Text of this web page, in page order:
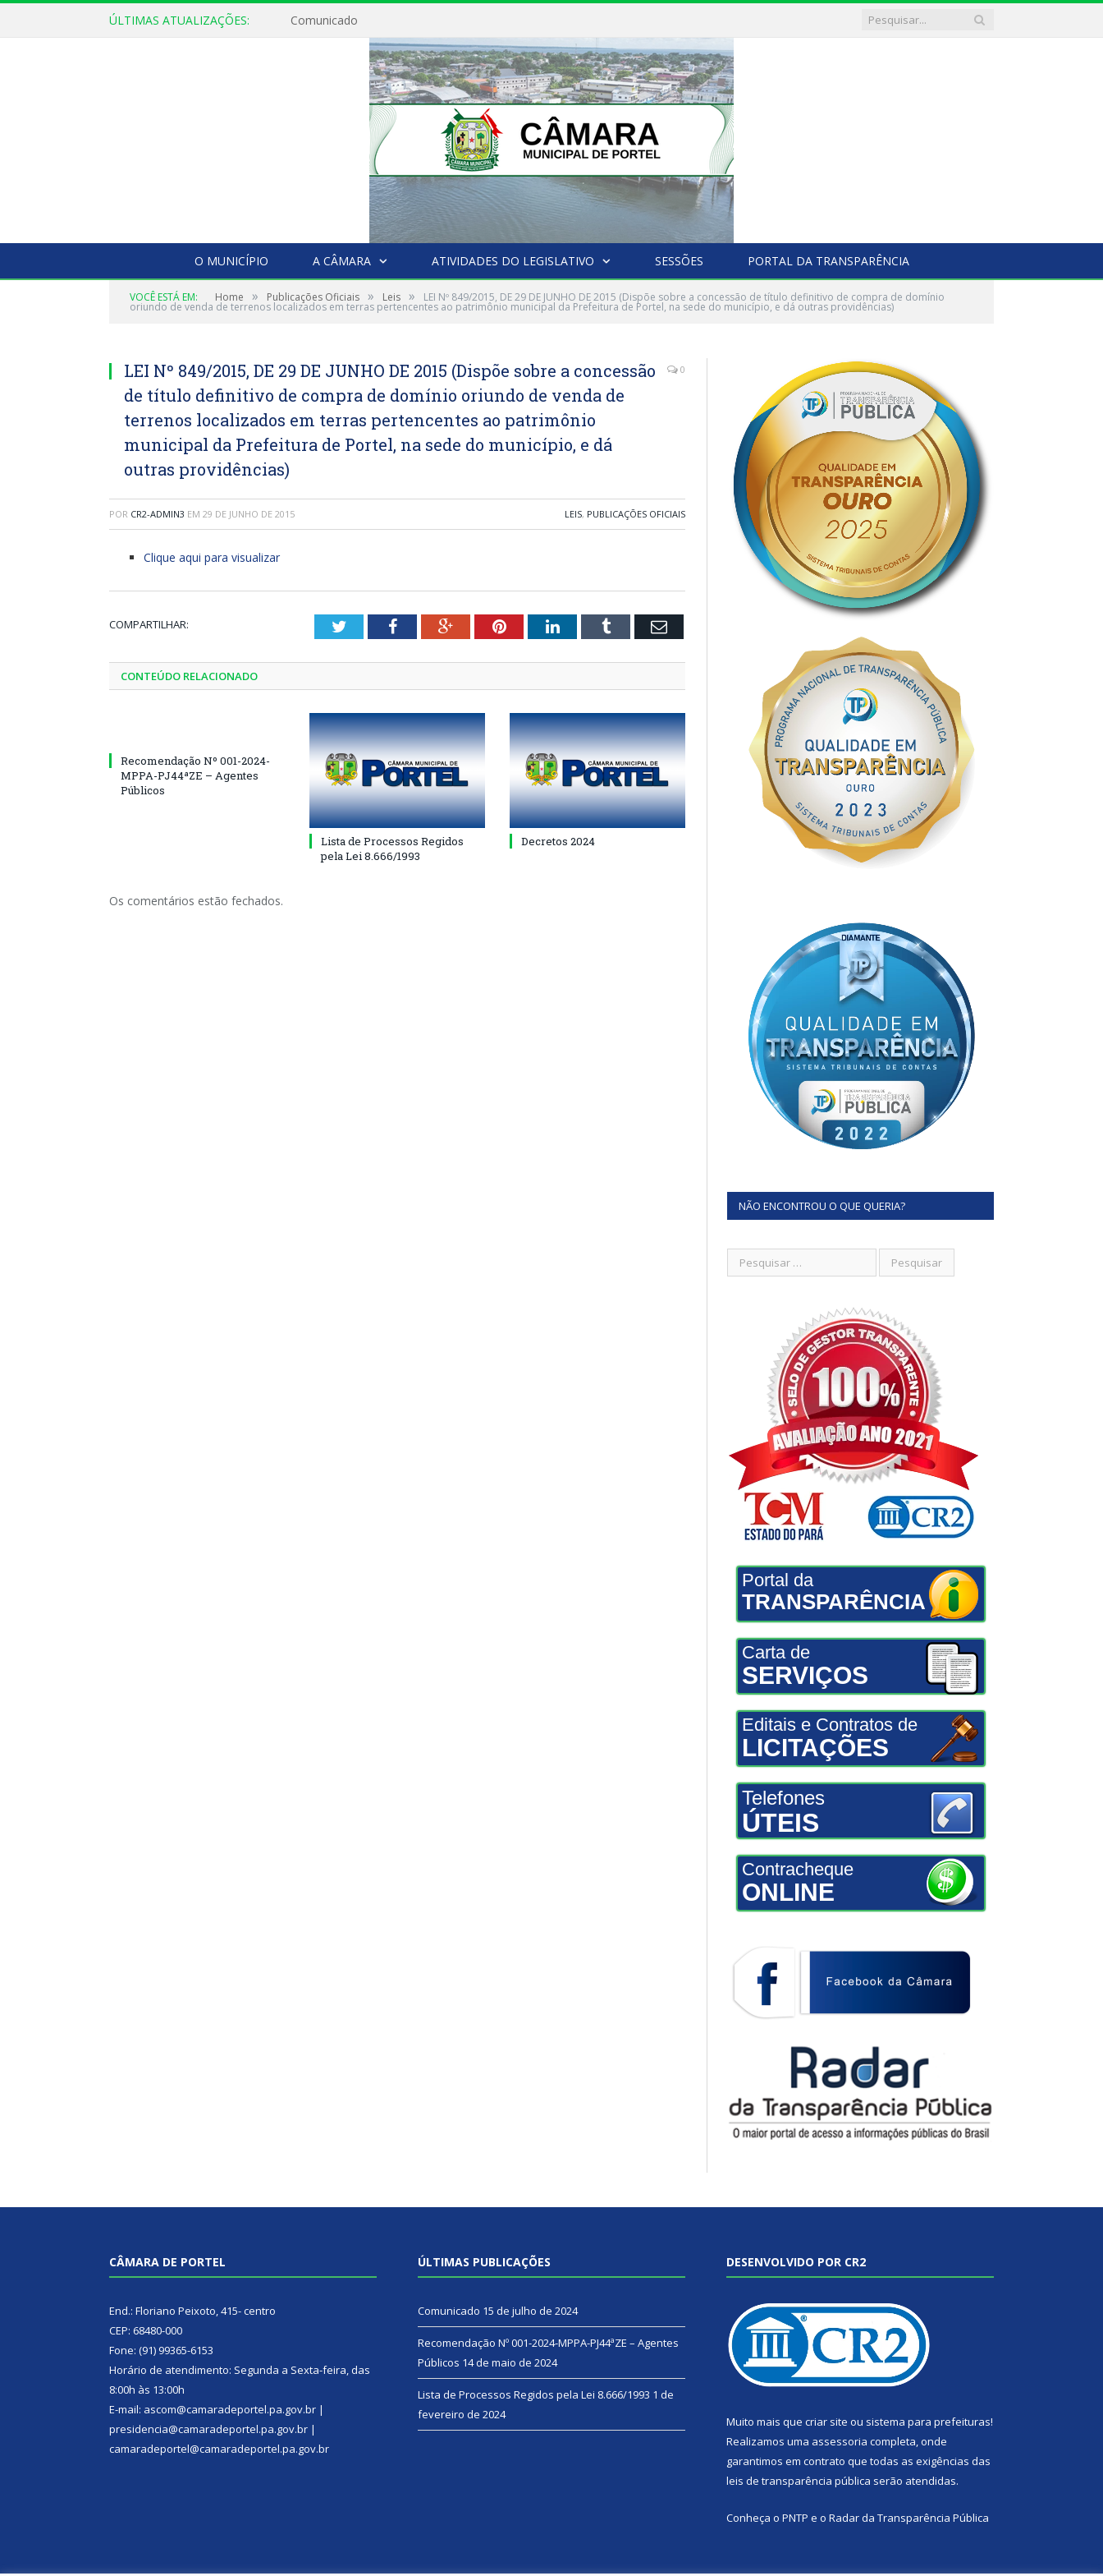
ÚLTIMAS ATUALIZAÇÕES: Comunicado
O MUNICÍPIO A CÂMARA ATIVIDADES DO LEGISLATIVO SESSÕES PORTAL DA TRANSPARÊNCIA
VOCÊ ESTÁ EM: Home » Publicações Oficiais » Leis » LEI Nº 849/2015, DE 29 DE JUNHO DE 2015 (Dispõe sobre a concessão de título definitivo de compra de domínio
oriundo de venda de terrenos localizados em terras pertencentes ao patrimônio municipal da Prefeitura de Portel, na sede do município, e dá outras providências)
LEI Nº 849/2015, DE 29 DE JUNHO DE 2015 (Dispõe sobre a concessão
de título definitivo de compra de domínio oriundo de venda de
terrenos localizados em terras pertencentes ao patrimônio
municipal da Prefeitura de Portel, na sede do município, e dá
outras providências)
0
POR CR2-ADMIN3 EM 29 DE JUNHO DE 2015 LEIS, PUBLICAÇÕES OFICIAIS
Clique aqui para visualizar
COMPARTILHAR: TwitterFacebookGoogle+PinterestLinkedInTumblr Email
CONTEÚDO RELACIONADO
Recomendação Nº 001-2024-
MPPA-PJ44ªZE – Agentes
Públicos
Lista de Processos Regidos
pela Lei 8.666/1993
Decretos 2024
Os comentários estão fechados.
NÃO ENCONTROU O QUE QUERIA?
Portal da
TRANSPARÊNCIA
Carta de
SERVIÇOS
Editais e Contratos de
LICITAÇÕES
Telefones
ÚTEIS
Contracheque
ONLINE
CÂMARA DE PORTEL
End.: Floriano Peixoto, 415- centro
CEP: 68480-000
Fone: (91) 99365-6153
Horário de atendimento: Segunda a Sexta-feira, das
8:00h às 13:00h
E-mail: ascom@camaradeportel.pa.gov.br |
presidencia@camaradeportel.pa.gov.br |
camaradeportel@camaradeportel.pa.gov.br
ÚLTIMAS PUBLICAÇÕES
Comunicado 15 de julho de 2024
Recomendação Nº 001-2024-MPPA-PJ44ªZE – Agentes
Públicos 14 de maio de 2024
Lista de Processos Regidos pela Lei 8.666/1993 1 de
fevereiro de 2024
DESENVOLVIDO POR CR2
Muito mais que criar site ou sistema para prefeituras!
Realizamos uma assessoria completa, onde
garantimos em contrato que todas as exigências das
leis de transparência pública serão atendidas.
Conheça o PNTP e o Radar da Transparência Pública